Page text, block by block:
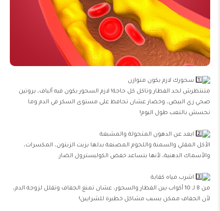
سحورك لازم يكون متوازن
متنتظرش لحد الفطار وتاكل كل حاجة! لازم السحور يكون فيه ألياف، بروتين
صحي زي البيض، وخضار عشان تحافظ على مستوى السكر في الدم وما
تحسش بالتعب طول اليوم!
ابعد عن الدهون المتحولة والمشبعة
الأكل المقلي والسمنة واللحوم المصنعة بدلها بزيت الزيتون، المكسرات،
والأسماك الدهنية، لأنها بتساعد خفض الكوليسترول الضار.
اشرب مياه كفاية
من 8 لـ 10 أكواب بين الفطار والسحور، عشان تمنع الجفاف وتقلل لزوجة الدم،
لأن الجفاف ممكن يسبب مشاكل خطيرة للشرايين!